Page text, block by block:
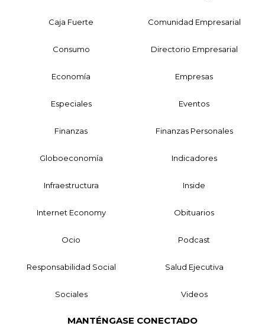
Caja Fuerte Comunidad Empresarial
Consumo Directorio Empresarial
Economía Empresas
Especiales Eventos
Finanzas Finanzas Personales
Globoeconomía Indicadores
Infraestructura Inside
Internet Economy Obituarios
Ocio Podcast
Responsabilidad Social Salud Ejecutiva
Sociales Videos
MANTÉNGASE CONECTADO